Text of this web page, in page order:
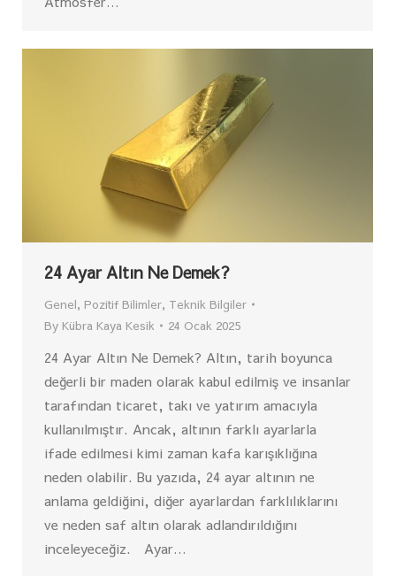
24 Ayar Altın Ne Demek?
Genel, Pozitif Bilimler, Teknik Bilgiler
By Kübra Kaya Kesik 24 Ocak 2025
24 Ayar Altın Ne Demek? Altın, tarih boyunca
değerli bir maden olarak kabul edilmiş ve insanlar
tarafından ticaret, takı ve yatırım amacıyla
kullanılmıştır. Ancak, altının farklı ayarlarla
ifade edilmesi kimi zaman kafa karışıklığına
neden olabilir. Bu yazıda, 24 ayar altının ne
anlama geldiğini, diğer ayarlardan farklılıklarını
ve neden saf altın olarak adlandırıldığını
inceleyeceğiz. Ayar…